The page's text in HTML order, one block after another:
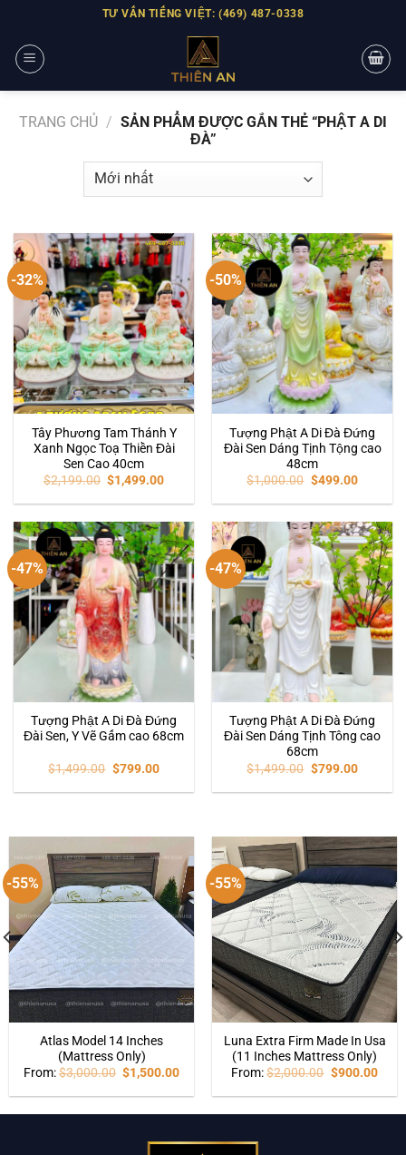
content
TƯ VẤN TIẾNG VIỆT: (469) 487-0338
TRANG CHỦ / SẢN PHẨM ĐƯỢC GẮN THẺ “PHẬT A DI
ĐÀ”
-32%
Tây Phương Tam Thánh Y
Xanh Ngọc Toạ Thiền Đài
Sen Cao 40cm
$2,199.00 $1,499.00
-50%
Tượng Phật A Di Đà Đứng
Đài Sen Dáng Tịnh Tộng cao
48cm
$1,000.00 $499.00
-47%
Tượng Phật A Di Đà Đứng
Đài Sen, Y Vẽ Gấm cao 68cm
$1,499.00 $799.00
-47%
Tượng Phật A Di Đà Đứng
Đài Sen Dáng Tịnh Tông cao
68cm
$1,499.00 $799.00
-55%
Atlas Model 14 Inches
(Mattress Only)
From:$3,000.00 $1,500.00
-55%
Luna Extra Firm Made In Usa
(11 Inches Mattress Only)
From: $2,000.00 $900.00